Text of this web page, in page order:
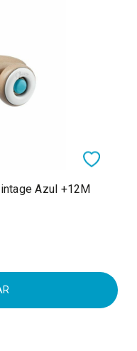
Azul +12M